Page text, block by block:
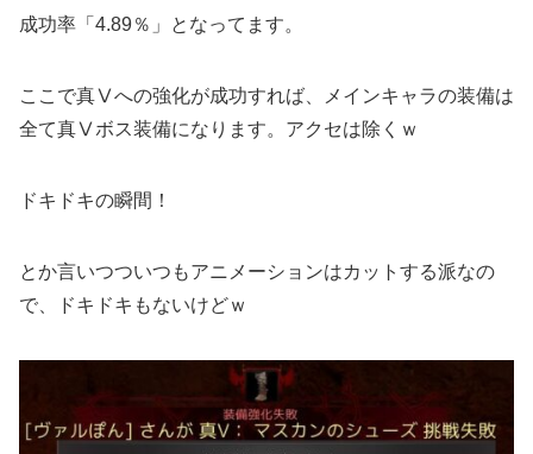
成功率「4.89％」となってます。
ここで真Ⅴへの強化が成功すれば、メインキャラの装備は
全て真Ⅴボス装備になります。アクセは除くｗ
ドキドキの瞬間！
とか言いつついつもアニメーションはカットする派なの
で、ドキドキもないけどｗ